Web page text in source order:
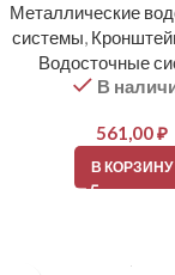
Металлические
системы,
Водосточные
В
561,00₽
В КОРЗИНУ